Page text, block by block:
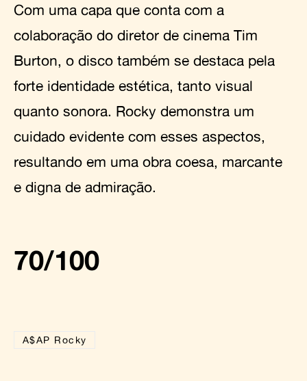
Com uma capa que conta com a
colaboração do diretor de cinema Tim
Burton, o disco também se destaca pela
forte identidade estética, tanto visual
quanto sonora. Rocky demonstra um
cuidado evidente com esses aspectos,
resultando em uma obra coesa, marcante
e digna de admiração.
70/100
A$AP Rocky